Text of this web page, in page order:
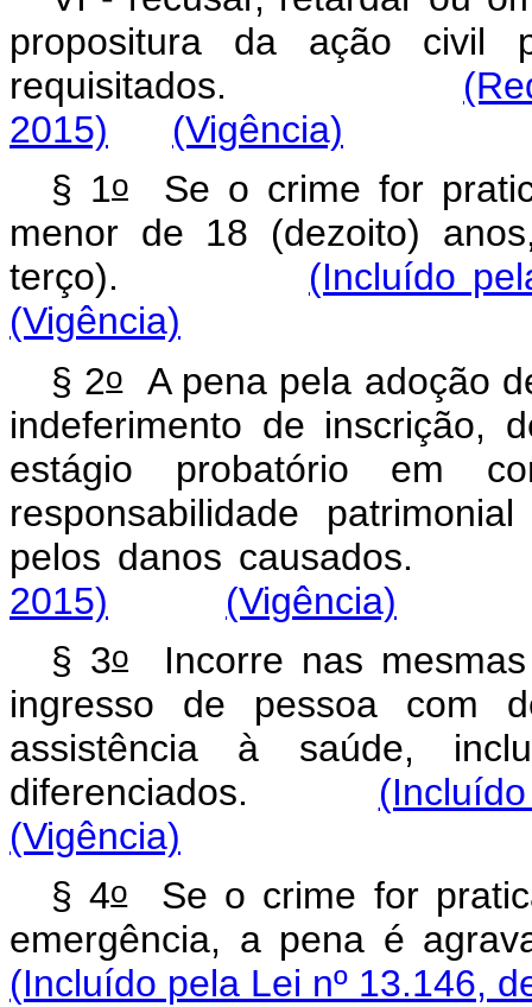
propositura da ação civil
requisitados.
2015)
(Vigência)
§ 1o Se o crime for
menor de 18 (dezoito)
terço).
(Incluído
(Vigência)
§ 2oA pena pela adoção
indeferimento de inscrição,
estágio probatório em
responsabilidade
pelos danos
2015)
(Vigência)
§ 3oIncorre nas mesmas
ingresso de pessoa com
assistência à saúde,
diferenciados.
(Vigência)
§ 4oSe o crime for
emergência, a pena é
(Incluído pela Lei nº 13.146,